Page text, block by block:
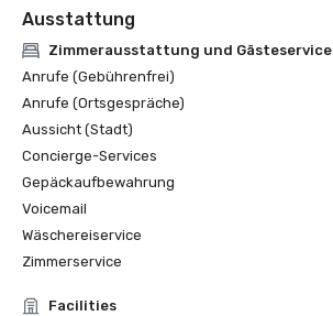
Ausstattung
Zimmerausstattung und Gästeservice
Anrufe (Gebührenfrei)
Anrufe (Ortsgespräche)
Aussicht (Stadt)
Concierge-Services
Gepäckaufbewahrung
Voicemail
Wäschereiservice
Zimmerservice
Facilities